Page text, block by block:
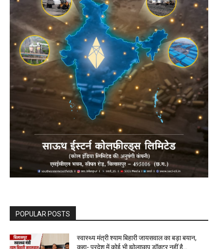
POPULAR POSTS
स्वास्थ्य मंत्री श्याम बिहारी जायसवाल का बड़ा बयान,
कहा- प्रदेश में कोई भी झोलाछाप डॉक्टर नहीं है…